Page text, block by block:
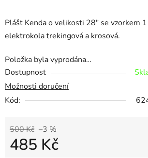
Plášť Kenda o velikosti 28" se vzorkem
elektrokola trekingová a krosová.
Položka byla vyprodána…
Dostupnost
Možnosti doručení
Kód:
500 Kč –3 %
485 Kč